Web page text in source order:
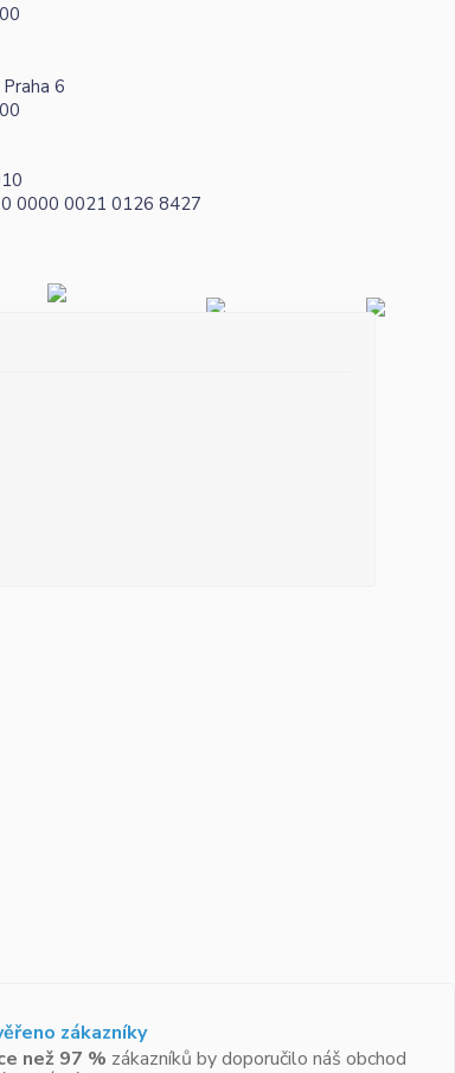
6
0000 0021 0126 8427
zákazníky
než 97 % zákazníků by doporučilo náš obchod